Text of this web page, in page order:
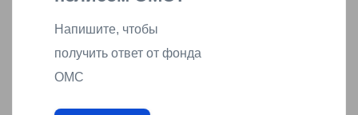
Напишите, чтобы
получить ответ от фонда
ОМС